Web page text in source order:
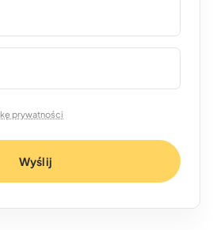
prywatności
Wyślij